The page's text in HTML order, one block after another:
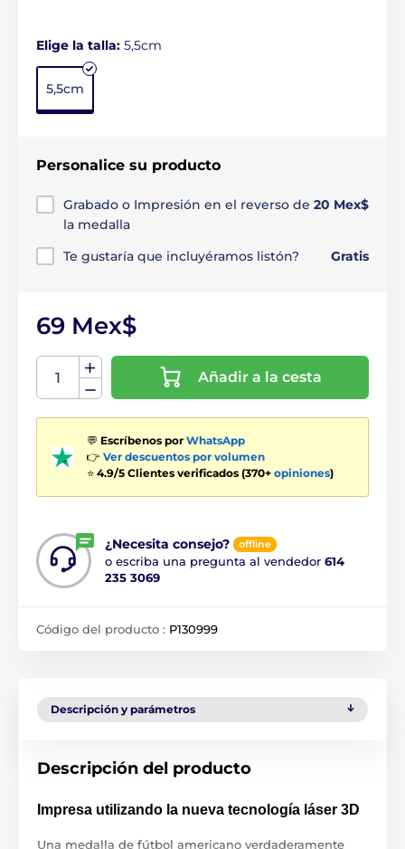
Elige la talla: 5,5cm
5,5cm
Personalice su producto
Grabado o Impresión en el reverso de
la medalla
20 Mex$
Te gustaría que incluyéramos listón? Gratis
69 Mex$
Añadir a la cesta
💬 Escríbenos por WhatsApp
👉 Ver descuentos por volumen
⭐ 4.9/5 Clientes verificados (370+ opiniones)
¿Necesita consejo? offline
o escriba una pregunta al vendedor 614
235 3069
Código del producto : P130999
Descripción y parámetros
Descripción del producto
Impresa utilizando la nueva tecnología láser 3D
Una medalla de fútbol americano verdaderamente